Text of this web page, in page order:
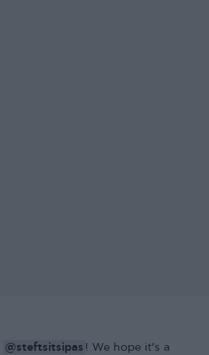
@steftsitsipas ! We hope it’s a